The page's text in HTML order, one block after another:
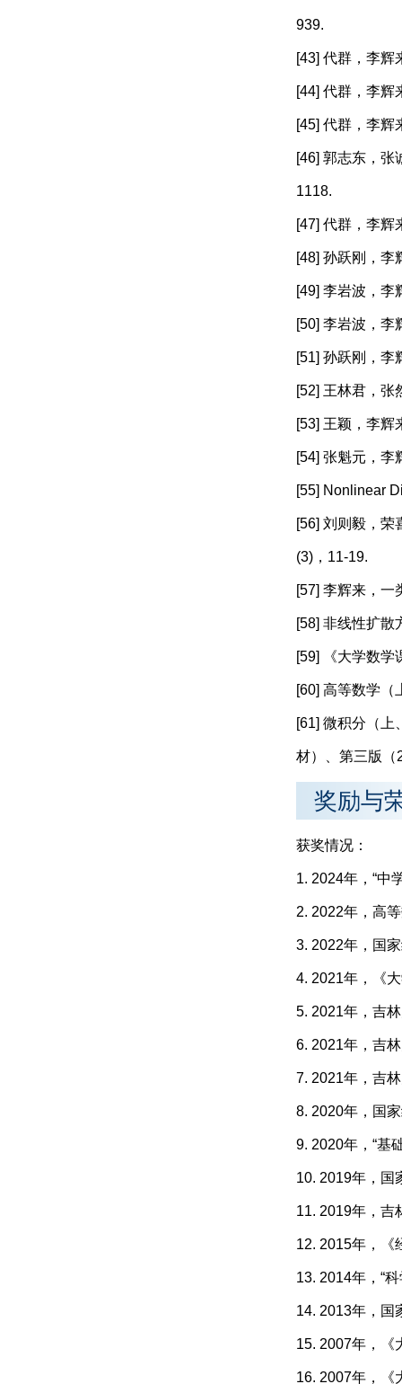
939.
[43] 代群，李辉
[44] 代群，李辉
[45] 代群，李辉
[46] 郭志东，张
1118.
[47] 代群，李辉
[48] 孙跃刚，李
[49] 李岩波，李
[50] 李岩波，李
[51] 孙跃刚，李
[52] 王林君，张
[53] 王颖，李辉
[54] 张魁元，李
[55] Nonlinear
[56] 刘则毅，荣
(3)，11-19.
[57] 李辉来，一
[58] 非线性扩散
[59] 《大学数学
[60] 高等数学（
[61] 微积分（
材）、第三版（
奖励与
获奖情况：
1. 2024年，“中
2. 2022年，高
3. 2022年，国
4. 2021年，《
5. 2021年，吉
6. 2021年，吉
7. 2021年，吉
8. 2020年，国
9. 2020年，“基
10. 2019年，国
11. 2019年，吉
12. 2015年，《
13. 2014年，“
14. 2013年，国
15. 2007年，《
16. 2007年，《